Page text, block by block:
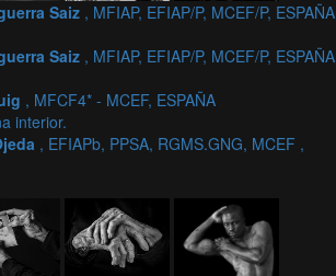
Saiz , MFIAP, EFIAP/P, MCEF/P, ESPAÑA
Saiz , MFIAP, EFIAP/P, MCEF/P, ESPAÑA
, MFCF4* - MCEF, ESPAÑA
interior.
, EFIAPb, PPSA, RGMS.GNG, MCEF ,